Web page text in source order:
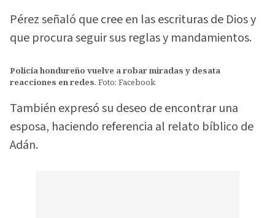
Pérez señaló que cree en las escrituras de Dios y
que procura seguir sus reglas y mandamientos.
Policía hondureño vuelve a robar miradas y desata
reacciones en redes. Foto: Facebook
También expresó su deseo de encontrar una
esposa, haciendo referencia al relato bíblico de
Adán.